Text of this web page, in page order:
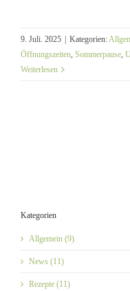
9. Juli. 2025 Kategorien:
Öffnungszeiten, Sommerpause,
Weiterlesen
Kategorien
Allgemein (9)
News (11)
Rezepte (11)